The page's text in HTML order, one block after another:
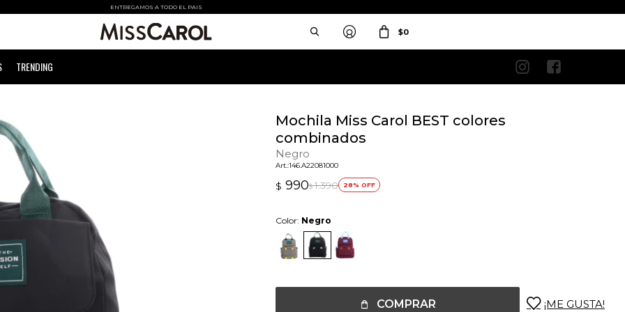
ENTREGAMOS A TODO EL PAIS
TRENDING
$0
 
Mochila Miss Carol BEST colores
combinados
Negro
146.A22081000
$ 990$ 1.390 28
Color: Negro
COMPRAR